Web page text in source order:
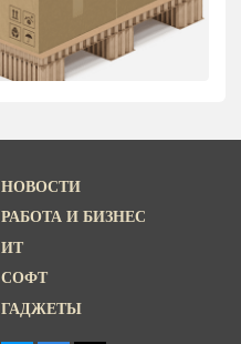
НОВОСТИ
РАБОТА И БИЗНЕС
ИТ
СОФТ
ГАДЖЕТЫ